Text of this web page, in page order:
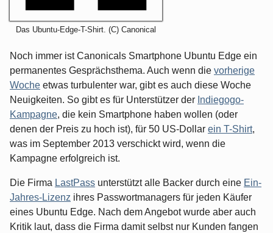
Das Ubuntu-Edge-T-Shirt. (C) Canonical
Noch immer ist Canonicals Smartphone Ubuntu Edge ein
permanentes Gesprächsthema. Auch wenn die vorherige
Woche etwas turbulenter war, gibt es auch diese Woche
Neuigkeiten. So gibt es für Unterstützer der Indiegogo-
Kampagne, die kein Smartphone haben wollen (oder
denen der Preis zu hoch ist), für 50 US-Dollar ein T-Shirt,
was im September 2013 verschickt wird, wenn die
Kampagne erfolgreich ist.
Die Firma LastPass unterstützt alle Backer durch eine Ein-
Jahres-Lizenz ihres Passwortmanagers für jeden Käufer
eines Ubuntu Edge. Nach dem Angebot wurde aber auch
Kritik laut, dass die Firma damit selbst nur Kunden fangen